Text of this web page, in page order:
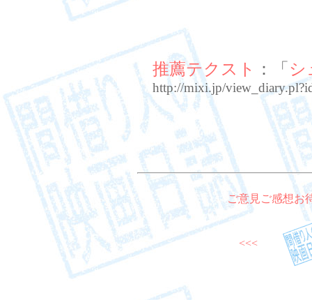
推薦テクスト ：「 シ
http://mixi.jp/
ご意見ご感想お
<<<